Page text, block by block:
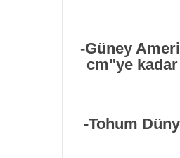
-Güney
cm"ye
-Tohum